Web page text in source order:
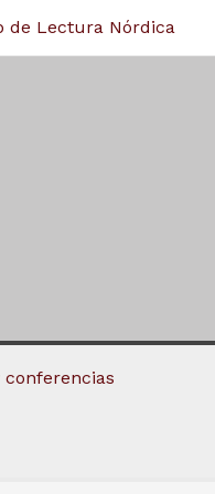
de Lectura Nórdica
conferencias